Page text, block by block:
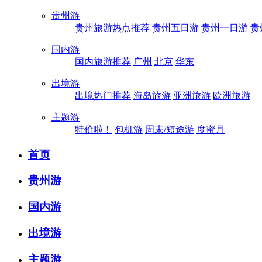
贵州游
贵州旅游热点推荐 贵州五日游 贵州一日游 贵
国内游
国内旅游推荐 广州 北京 华东
出境游
出境热门推荐 海岛旅游 亚洲旅游 欧洲旅游
主题游
特价啦！
包机游 周末/短途游 度蜜月
首页
贵州游
国内游
出境游
主题游